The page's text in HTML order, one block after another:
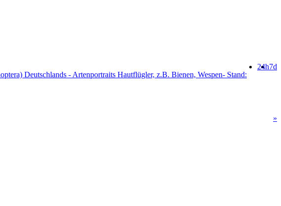
7d
24h
Deutschlands - Artenportraits Hautflügler, z.B. Bienen, Wespen- Stand:
»